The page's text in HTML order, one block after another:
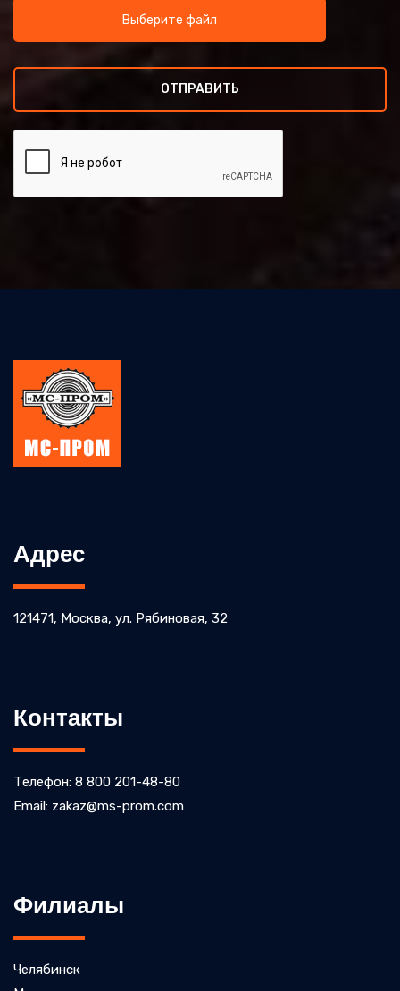
Выберите файл
ОТПРАВИТЬ
Адрес
121471, Москва, ул. ​Рябиновая, 32
Контакты
Телефон: 8 800 201-48-80
Email: zakaz@ms-prom.com
Филиалы
Челябинск